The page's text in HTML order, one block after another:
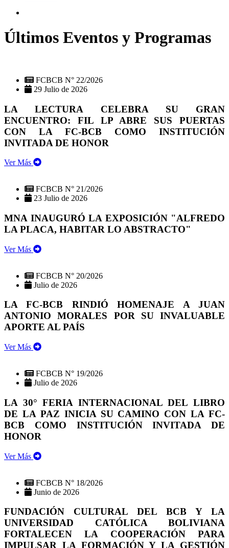
Últimos Eventos y Programas
FCBCB N° 22/2026
29 Julio de 2026
LA LECTURA CELEBRA SU GRAN
ENCUENTRO: FIL LP ABRE SUS PUERTAS
CON LA FC-BCB COMO INSTITUCIÓN
INVITADA DE HONOR
Ver Más
FCBCB N° 21/2026
23 Julio de 2026
MNA INAUGURÓ LA EXPOSICIÓN "ALFREDO
LA PLACA, HABITAR LO ABSTRACTO"
Ver Más
FCBCB N° 20/2026
Julio de 2026
LA FC-BCB RINDIÓ HOMENAJE A JUAN
ANTONIO MORALES POR SU INVALUABLE
APORTE AL PAÍS
Ver Más
FCBCB N° 19/2026
Julio de 2026
LA 30° FERIA INTERNACIONAL DEL LIBRO
DE LA PAZ INICIA SU CAMINO CON LA FC-
BCB COMO INSTITUCIÓN INVITADA DE
HONOR
Ver Más
FCBCB N° 18/2026
Junio de 2026
FUNDACIÓN CULTURAL DEL BCB Y LA
UNIVERSIDAD CATÓLICA BOLIVIANA
FORTALECEN LA COOPERACIÓN PARA
IMPULSAR LA FORMACIÓN Y LA GESTIÓN